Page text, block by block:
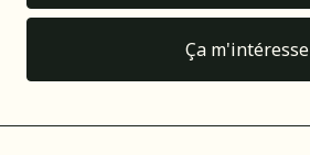
Ça m'intéresse